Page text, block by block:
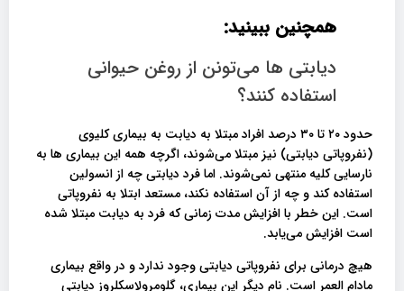
همچنین ببینید:
دیابتی ها می‌تونن از روغن حیوانی
استفاده کنند؟
حدود ۲۰ تا ۳۰ درصد افراد مبتلا به دیابت به بیماری کلیوی
(نفروپاتی دیابتی) نیز مبتلا می‌شوند، اگرچه همه این بیماری ها به
نارسایی کلیه منتهی نمی‌شوند. اما فرد دیابتی چه از انسولین
استفاده کند و چه از آن استفاده نکند، مستعد ابتلا به نفروپاتی
است. این خطر با افزایش مدت زمانی که فرد به دیابت مبتلا شده
است افزایش می‌یابد.
هیچ درمانی برای نفروپاتی دیابتی وجود ندارد و در واقع بیماری
مادام العمر است. نام دیگر این بیماری، گلومرولاسکلروز دیابتی